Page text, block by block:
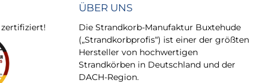
ÜBER UNS
Die Strandkorb-Manufaktur Buxtehude
(„Strandkorbprofis“) ist einer der größten
Hersteller von hochwertigen
Strandkörben in Deutschland und der
DACH-Region.